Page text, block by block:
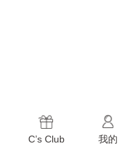
C’s Club 我的